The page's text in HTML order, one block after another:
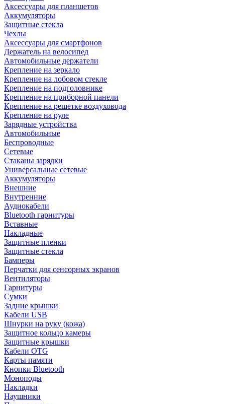
Аксессуары для планшетов
Аккумуляторы
Защитные стекла
Чехлы
Аксессуары для смартфонов
Держатель на велосипед
Автомобильные держатели
Крепление на зеркало
Крепление на лобовом стекле
Крепление на подголовнике
Крепление на приборной панели
Крепление на решетке воздуховода
Крепление на руле
Зарядные устройства
Автомобильные
Беспроводные
Сетевые
Стаканы зарядки
Универсальные сетевые
Аккумуляторы
Внешние
Внутренние
Аудиокабели
Bluetooth гарнитуры
Вставные
Накладные
Защитные пленки
Защитные стекла
Бамперы
Перчатки для сенсорных экранов
Вентиляторы
Гарнитуры
Сумки
Задние крышки
Кабели USB
Шнурки на руку (кожа)
Защитное кольцо камеры
Защитные крышки
Кабели OTG
Карты памяти
Кнопки Bluetooth
Моноподы
Накладки
Наушники